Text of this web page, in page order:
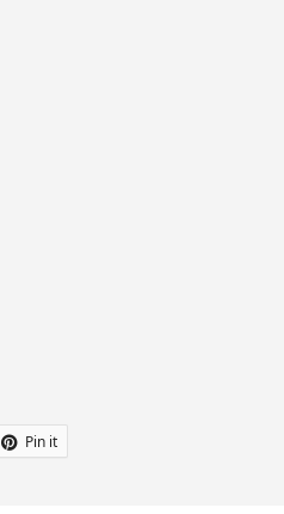
Pin it